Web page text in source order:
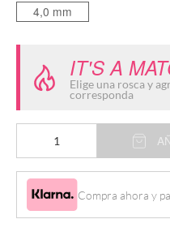
4,0 mm
IT'S A
Elige una rosca y
corresponda
for
Internally
Threaded
Compra ahora y